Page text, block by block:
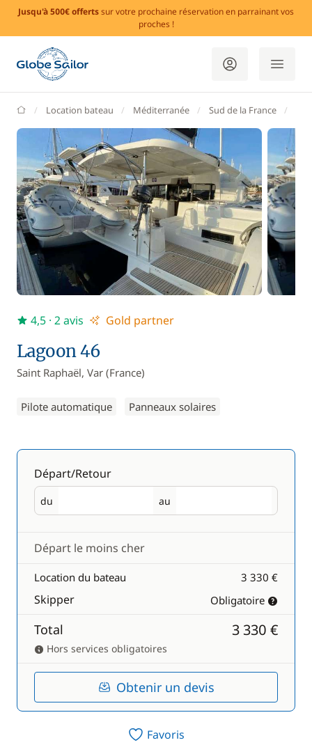
Jusqu'à 500€ offertssur votre prochaine réservation en parrainant vos
proches !
GlobeSailor
Location bateau Méditerranée Sud de la France
Lagoon 46
Saint Raphaël, Var (France)
Pilote automatique Panneaux solaires
4,5 · 2 avis Gold partner
Départ/Retour
du
Départ au
Retour
Départ le moins cher
Location du bateau 3 330 €
Skipper Obligatoire
Total 3 330 €
Hors services obligatoires
Obtenir un devis
Favoris